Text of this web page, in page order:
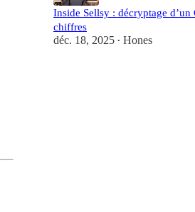
Inside Sellsy : décryptage d’un
chiffres
déc. 18, 2025 • Hones